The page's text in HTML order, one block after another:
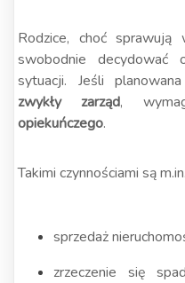
Rodzice, choć sprawują
swobodnie
sytuacji. Jeśli
zwykły zarząd,
opiekuńczego.
Takimi czynnościami są
sprzedaż
zrzeczenie się